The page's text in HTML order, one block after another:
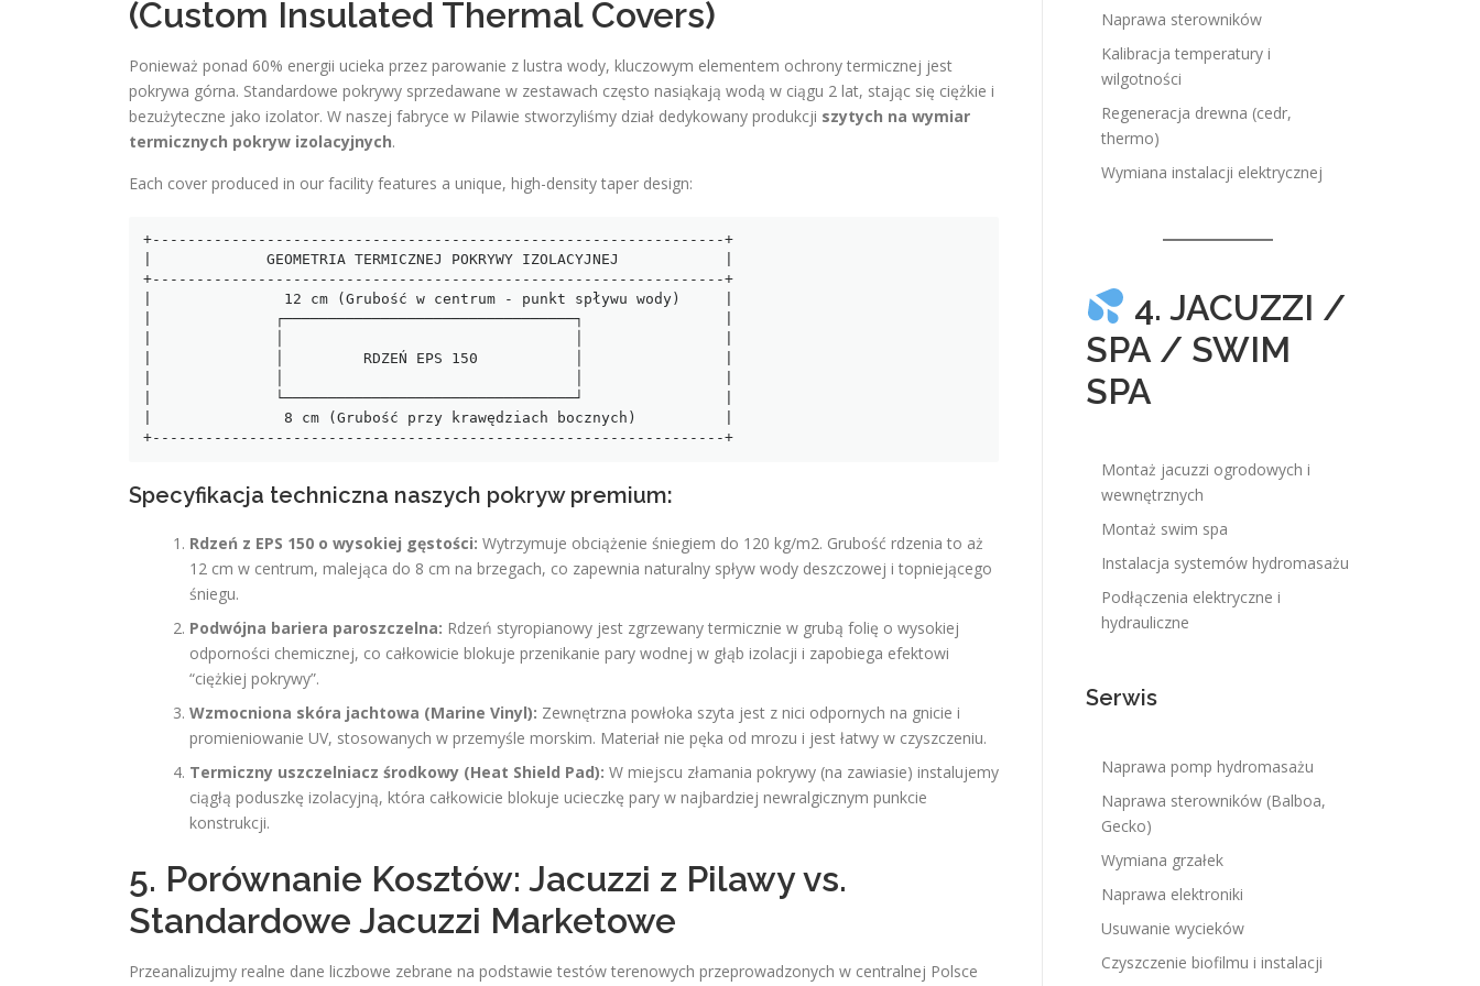
(Custom Insulated Thermal Covers)
Ponieważ ponad 60% energii ucieka przez parowanie z lustra wody, kluczowym elementem ochrony termicznej jest
pokrywa górna. Standardowe pokrywy sprzedawane w zestawach często nasiąkają wodą w ciągu 2 lat, stając się ciężkie i
bezużyteczne jako izolator. W naszej fabryce w Pilawie stworzyliśmy dział dedykowany produkcji szytych na wymiar
termicznych pokryw izolacyjnych.
Each cover produced in our facility features a unique, high-density taper design:
+-----------------------------------------------------------------+
|             GEOMETRIA TERMICZNEJ POKRYWY IZOLACYJNEJ            |
+-----------------------------------------------------------------+
|               12 cm (Grubość w centrum - punkt spływu wody)     |
|              ┌─────────────────────────────────┐                |
|              │         RDZEŃ EPS 150           │                |
|              └─────────────────────────────────┘                |
|               8 cm (Grubość przy krawędziach bocznych)          |
+-----------------------------------------------------------------+
Specyfikacja techniczna naszych pokryw premium:
Rdzeń z EPS 150 o wysokiej gęstości: Wytrzymuje obciążenie śniegiem do 120 kg/m2. Grubość rdzenia to aż
12 cm w centrum, malejąca do 8 cm na brzegach, co zapewnia naturalny spływ wody deszczowej i topniejącego
śniegu.
Podwójna bariera paroszczelna: Rdzeń styropianowy jest zgrzewany termicznie w grubą folię o wysokiej
odporności chemicznej, co całkowicie blokuje przenikanie pary wodnej w głąb izolacji i zapobiega efektowi
“ciężkiej pokrywy”.
Wzmocniona skóra jachtowa (Marine Vinyl): Zewnętrzna powłoka szyta jest z nici odpornych na gnicie i
promieniowanie UV, stosowanych w przemyśle morskim. Materiał nie pęka od mrozu i jest łatwy w czyszczeniu.
Termiczny uszczelniacz środkowy (Heat Shield Pad): W miejscu złamania pokrywy (na zawiasie) instalujemy
ciągłą poduszkę izolacyjną, która całkowicie blokuje ucieczkę pary w najbardziej newralgicznym punkcie
konstrukcji.
5. Porównanie Kosztów: Jacuzzi z Pilawy vs.
Standardowe Jacuzzi Marketowe
Przeanalizujmy realne dane liczbowe zebrane na podstawie testów terenowych przeprowadzonych w centralnej Polsce
Naprawa sterowników
Kalibracja temperatury i
wilgotności
Regeneracja drewna (cedr,
thermo)
Wymiana instalacji elektrycznej
4. JACUZZI /
SPA / SWIM
SPA
Montaż jacuzzi ogrodowych i
wewnętrznych
Montaż swim spa
Instalacja systemów hydromasażu
Podłączenia elektryczne i
hydrauliczne
Serwis
Naprawa pomp hydromasażu
Naprawa sterowników (Balboa,
Gecko)
Wymiana grzałek
Naprawa elektroniki
Usuwanie wycieków
Czyszczenie biofilmu i instalacji